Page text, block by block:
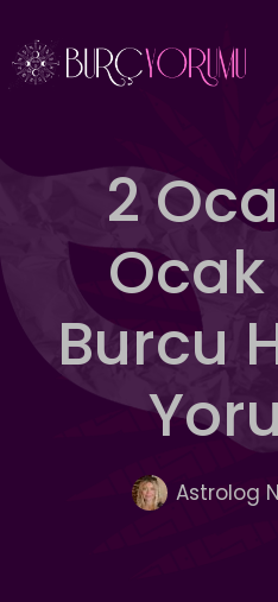
atla
2
Ocak
Burcu
Astrolog